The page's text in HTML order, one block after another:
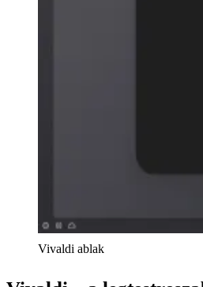
Vivaldi ablak